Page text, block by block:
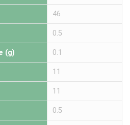
46
0.5
(g) 0.1
11
11
0.5